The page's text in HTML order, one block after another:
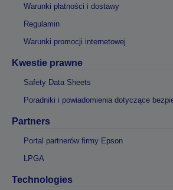
Warunki płatności i dostawy
Regulamin
Warunki promocji internetowej
Kwestie prawne
Safety Data Sheets
Poradniki i powiadomienia dotyczące
Partners
Portal partnerów firmy Epson
LPGA
Technologies